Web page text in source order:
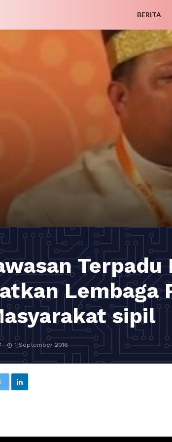
BERITA
Terpadu
Lembaga
sipil
1 September 2016